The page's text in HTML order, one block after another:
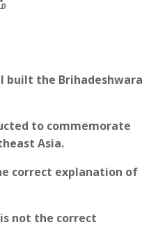
built the Brihadeshwara
to commemorate
Asia.
correct explanation of
is not the correct